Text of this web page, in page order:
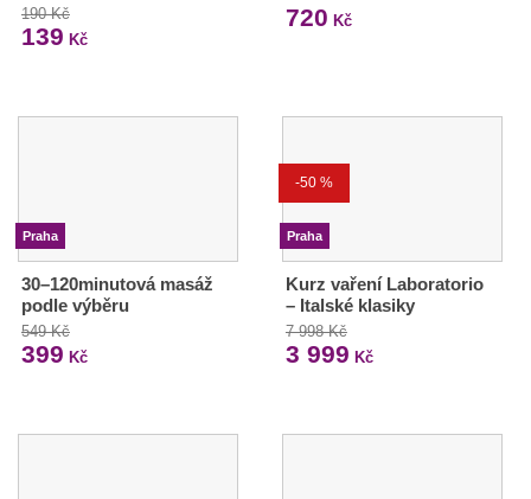
190 Kč
139 Kč
720 Kč
Praha
30–120minutová masáž
podle výběru
549 Kč
399 Kč
-50 %
Praha
Kurz vaření Laboratorio
– Italské klasiky
7 998 Kč
3 999 Kč